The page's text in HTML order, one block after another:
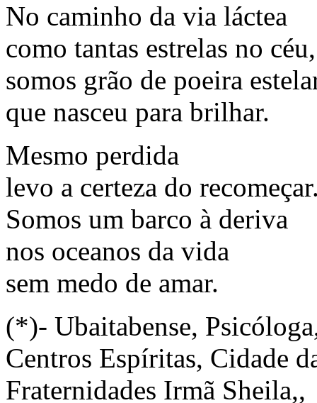
No caminho da via láctea
como tantas estrelas no céu,
somos grão de poeira
que nasceu para brilhar.
Mesmo perdida
levo a certeza do
Somos um barco à deriva
nos oceanos da vida
sem medo de amar.
(*)- Ubaitabense,
Centros Espíritas, Cidade
Fraternidades Irmã